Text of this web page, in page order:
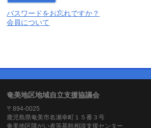
パスワードをお忘れですか？
会員について
奄美地区地域自立支援協議会
〒894-0025
鹿児島県奄美市名瀬幸町１５番３号
奄美地区障がい者等基幹相談支援センター